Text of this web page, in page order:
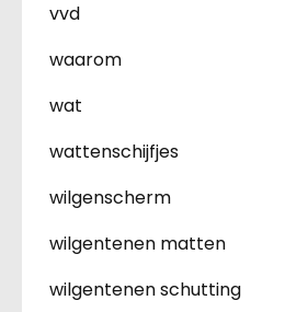
vvd
waarom
wat
wattenschijfjes
wilgenscherm
wilgentenen matten
wilgentenen schutting